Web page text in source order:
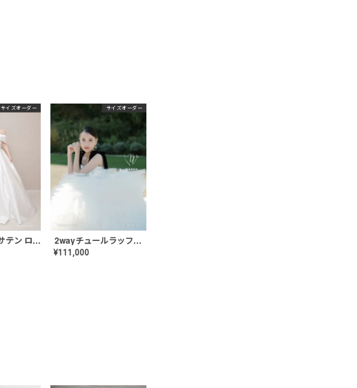
サイズオーダー
2way ミカドサテン ロールカラードレス〈PD-WDOR-511〉
サイズオーダー
2wayチュールラッフルドレス〈PD-WDOR-341〉
¥111,000